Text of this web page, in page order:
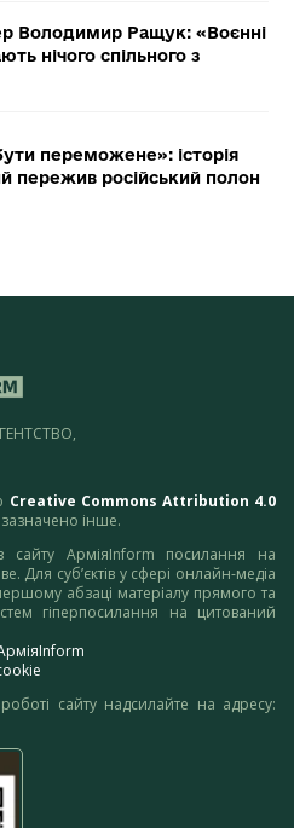
Володимир Ращук: «Воєнні
нічого спільного з
переможене»: історія
пережив російський полон
Creative Commons Attribution 4.0
інше.
сайту АрміяInform посилання на
Для суб’єктів у сфері онлайн-медіа
абзаці матеріалу прямого та
гіперпосилання на цитований
сайту надсилайте на адресу: